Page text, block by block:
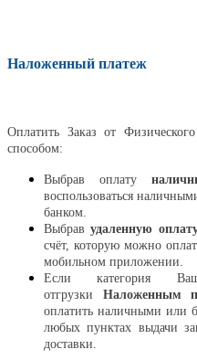
Наложенный платеж
Оплатить Заказ от
способом:
Выбрав оплату
воспользоваться
банком.
Выбравудаленную
счёт, которую можно
мобильном приложении.
Если категория
отгрузки Наложенным
оплатить наличными или
любых пунктах выдачи
доставки.